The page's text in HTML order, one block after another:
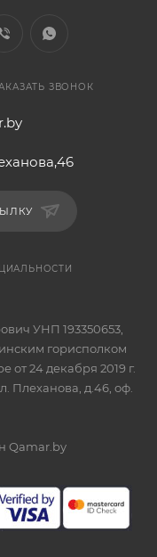
ЗВОНОК
УНП 193350653,
горисполком
от 24 декабря 2019 г.
Плеханова, д.46, оф.
Qamar.by